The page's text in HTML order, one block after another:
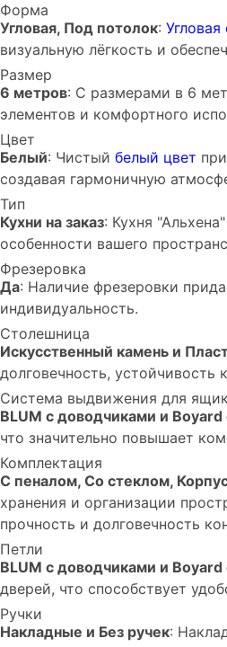
Форма
Угловая, Под потолок:
визуальную лёгкость и
Размер
6 метров: С размерами в 6
элементов и комфортного
Цвет
Белый: Чистый белый цвет
создавая гармоничную
Тип
Кухни на заказ: Кухня
особенности вашего
Фрезеровка
Да: Наличие фрезеровки
индивидуальность.
Столешница
Искусственный камень и
долговечность, устойчивость
Система выдвижения для
BLUM с доводчиками и
что значительно повышает
Комплектация
С пеналом, Со стеклом,
хранения и организации
прочность и долговечность
Петли
BLUM с доводчиками и
дверей, что способствует
Ручки
Накладные и Без ручек: